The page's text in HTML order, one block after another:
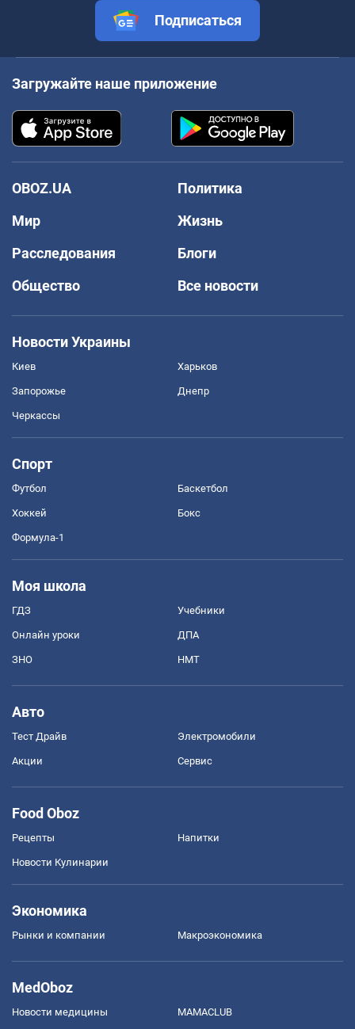
Подписаться
Загружайте наше приложение
OBOZ.UA
Политика
Мир
Жизнь
Расследования
Блоги
Общество
Все новости
Новости Украины
Киев Харьков
Запорожье Днепр
Черкассы
Спорт
Футбол Баскетбол
Хоккей Бокс
Формула-1
Моя школа
ГДЗ Учебники
Онлайн уроки ДПА
ЗНО НМТ
Авто
Тест Драйв Электромобили
Акции Сервис
Food Oboz
Рецепты Напитки
Новости Кулинарии
Экономика
Рынки и компании Mакроэкономика
MedOboz
Новости медицины MAMACLUB